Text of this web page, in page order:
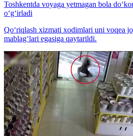
Toshkentda voyaga yetmagan bola
o‘g‘irladi
Qo‘riqlash xizmati xodimlari uni voqea
mablag‘lari egasiga qaytarildi.